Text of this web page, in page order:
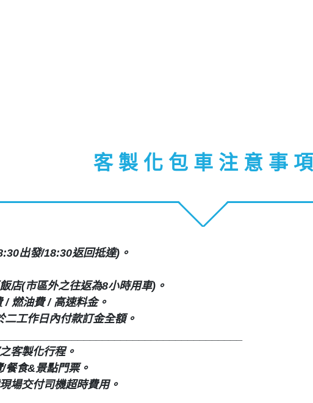
客 製 化 包 車 注 意 事 項
出發/18:30返回抵達)。
店(市區外之往返為8小時用車)。
/ 燃油費 / 高速料金。
工作日內付款訂金全額。
客製化行程。
餐食&景點門票。
場交付司機超時費用。